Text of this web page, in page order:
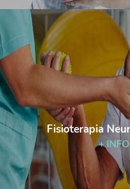
Fisioterapia
+ INFO